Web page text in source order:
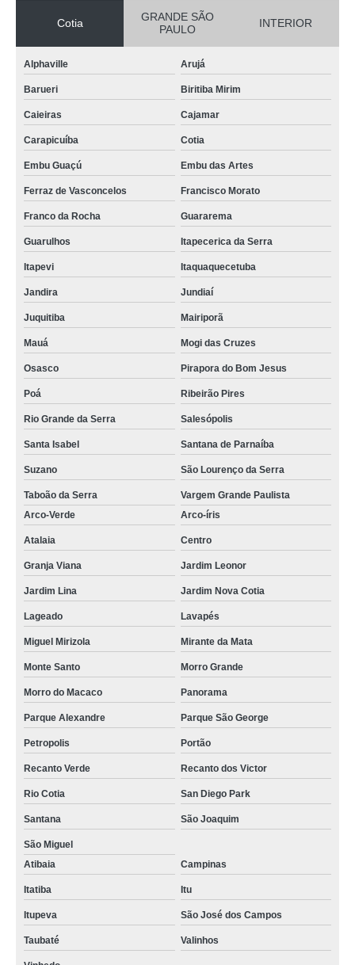
Cotia
GRANDE SÃO
PAULO
INTERIOR
Alphaville Arujá
Barueri Biritiba Mirim
Caieiras Cajamar
Carapicuíba Cotia
Embu Guaçú Embu das Artes
Ferraz de Vasconcelos Francisco Morato
Franco da Rocha Guararema
Guarulhos Itapecerica da Serra
Itapevi Itaquaquecetuba
Jandira Jundiaí
Juquitiba Mairiporã
Mauá Mogi das Cruzes
Osasco Pirapora do Bom Jesus
Poá Ribeirão Pires
Rio Grande da Serra Salesópolis
Santa Isabel Santana de Parnaíba
Suzano São Lourenço da Serra
Taboão da Serra
Vargem Grande Paulista
Arco-Verde
Arco-íris
Atalaia Centro
Granja Viana Jardim Leonor
Jardim Lina Jardim Nova Cotia
Lageado Lavapés
Miguel Mirizola Mirante da Mata
Monte Santo Morro Grande
Morro do Macaco Panorama
Parque Alexandre Parque São George
Petropolis Portão
Recanto Verde Recanto dos Victor
Rio Cotia San Diego Park
Santana São Joaquim
São Miguel
Atibaia
Campinas
Itatiba Itu
Itupeva São José dos Campos
Taubaté Valinhos